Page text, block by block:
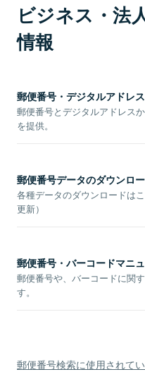
ビジネス・法
情報
郵便番号・デジタルアドレ
郵便番号とデジタルアドレス
を提供。
郵便番号データのダウンロ
各種データのダウンロードは
更新）
郵便番号・バーコードマニ
郵便番号や、バーコードに関
す。
郵便番号検索に使用されて